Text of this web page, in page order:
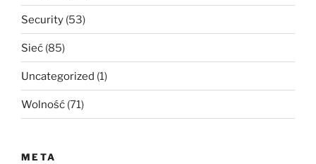
Security (53)
Sieć (85)
Uncategorized (1)
Wolność (71)
META